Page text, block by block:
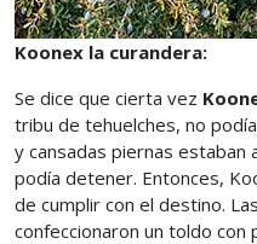
Koonex la curandera:
Se dice que cierta vez
tribu de tehuelches, no
y cansadas piernas estaban
podía detener. Entonces,
de cumplir con el destino.
confeccionaron un toldo con